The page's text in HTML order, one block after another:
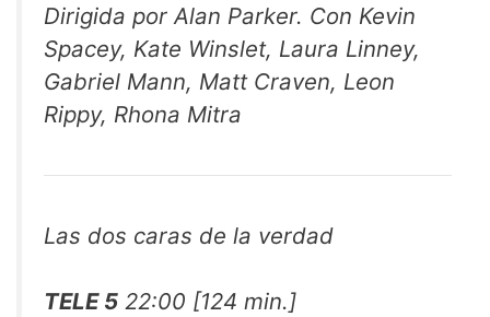
Dirigida por Alan Parker. Con Kevin
Spacey, Kate Winslet, Laura Linney,
Gabriel Mann, Matt Craven, Leon
Rippy, Rhona Mitra
Las dos caras de la verdad
TELE 5 22:00 [124 min.]